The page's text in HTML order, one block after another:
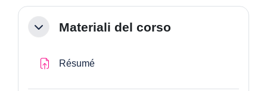
MinimizzaMateriali del corso
RésuméCompito